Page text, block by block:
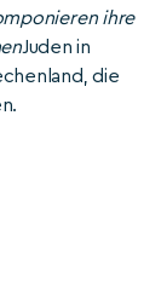
ihre
Juden in
die